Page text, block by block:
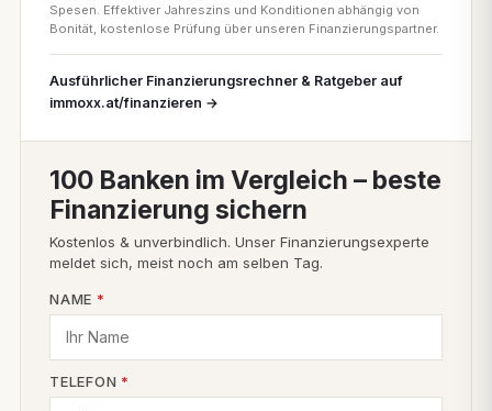
Spesen. Effektiver Jahreszins und Konditionen abhängig von
Bonität, kostenlose Prüfung über unseren Finanzierungspartner.
Ausführlicher Finanzierungsrechner & Ratgeber auf
immoxx.at/finanzieren →
100 Banken im Vergleich – beste
Finanzierung sichern
Kostenlos & unverbindlich. Unser Finanzierungsexperte
meldet sich, meist noch am selben Tag.
NAME *
TELEFON *